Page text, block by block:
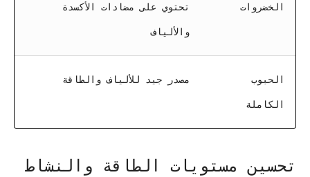
الخضروات تحتوي على مضادات الأكسدة
والألياف
الحبوب
الكاملة
مصدر جيد للألياف والطاقة
تحسين مستويات الطاقة والنشاط